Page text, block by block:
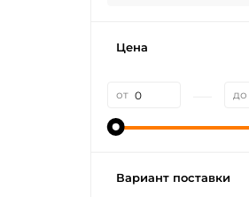
Цена
от до
Вариант поставки